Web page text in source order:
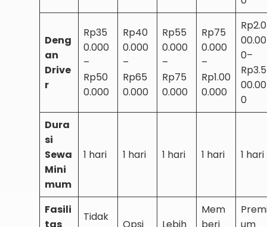
Deng
an
Drive
r
Rp35
0.000
–
Rp50
0.000
Rp40
0.000
–
Rp65
0.000
Rp55
0.000
–
Rp75
0.000
Rp75
0.000
–
Rp1.00
0.000
Rp2.0
00.00
0–
Rp3.5
00.00
0
Dura
si
Sewa
Mini
mum
1 hari 1 hari 1 hari 1 hari 1 hari
Fasili
tas
Tidak
Opsi
Lebih
Mem
beri
um